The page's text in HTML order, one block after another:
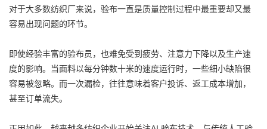
对于大多数纺织厂来说，验布一直是质量控制过程中最重要却又最
容易出现问题的环节。
即使经验丰富的验布员，也难免受到疲劳、注意力下降以及生产速
度的影响。当面料以每分钟数十米的速度运行时，一些细小缺陷很
容易被忽略。而一次漏检，往往意味着客户投诉、返工成本增加，
甚至订单流失。